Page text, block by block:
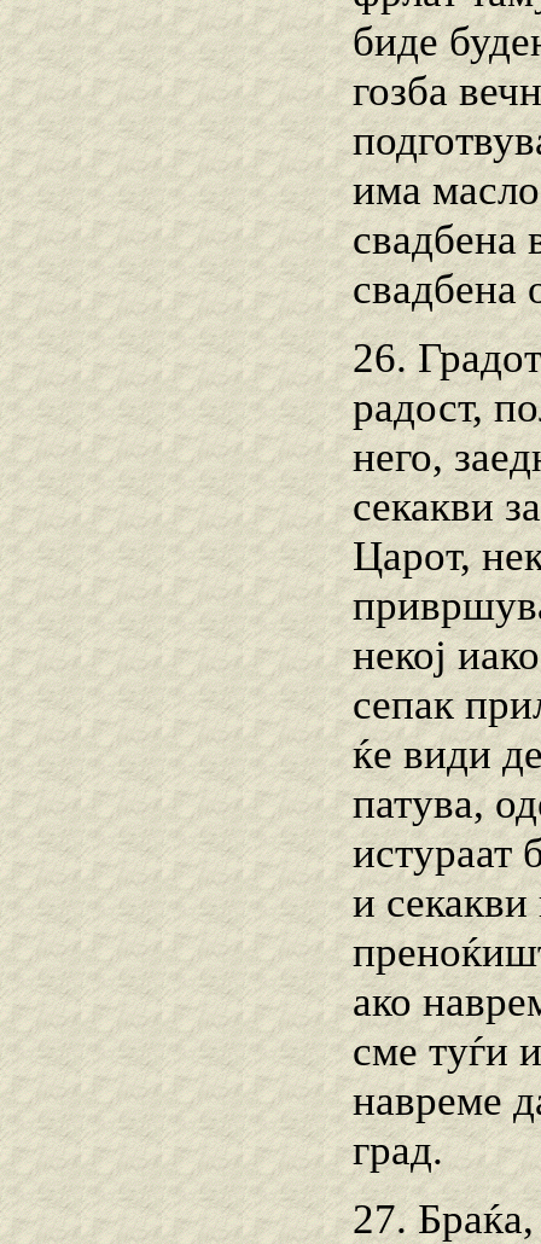
биде
гозба
има
свадбена
свадбена
26.
радост,
него,
секакви
Царот,
некој
сепак
ќе види
патува,
истураат
и
ако
сме туѓи
навреме
град.
27.